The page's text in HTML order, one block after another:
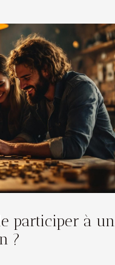
participer à un
?